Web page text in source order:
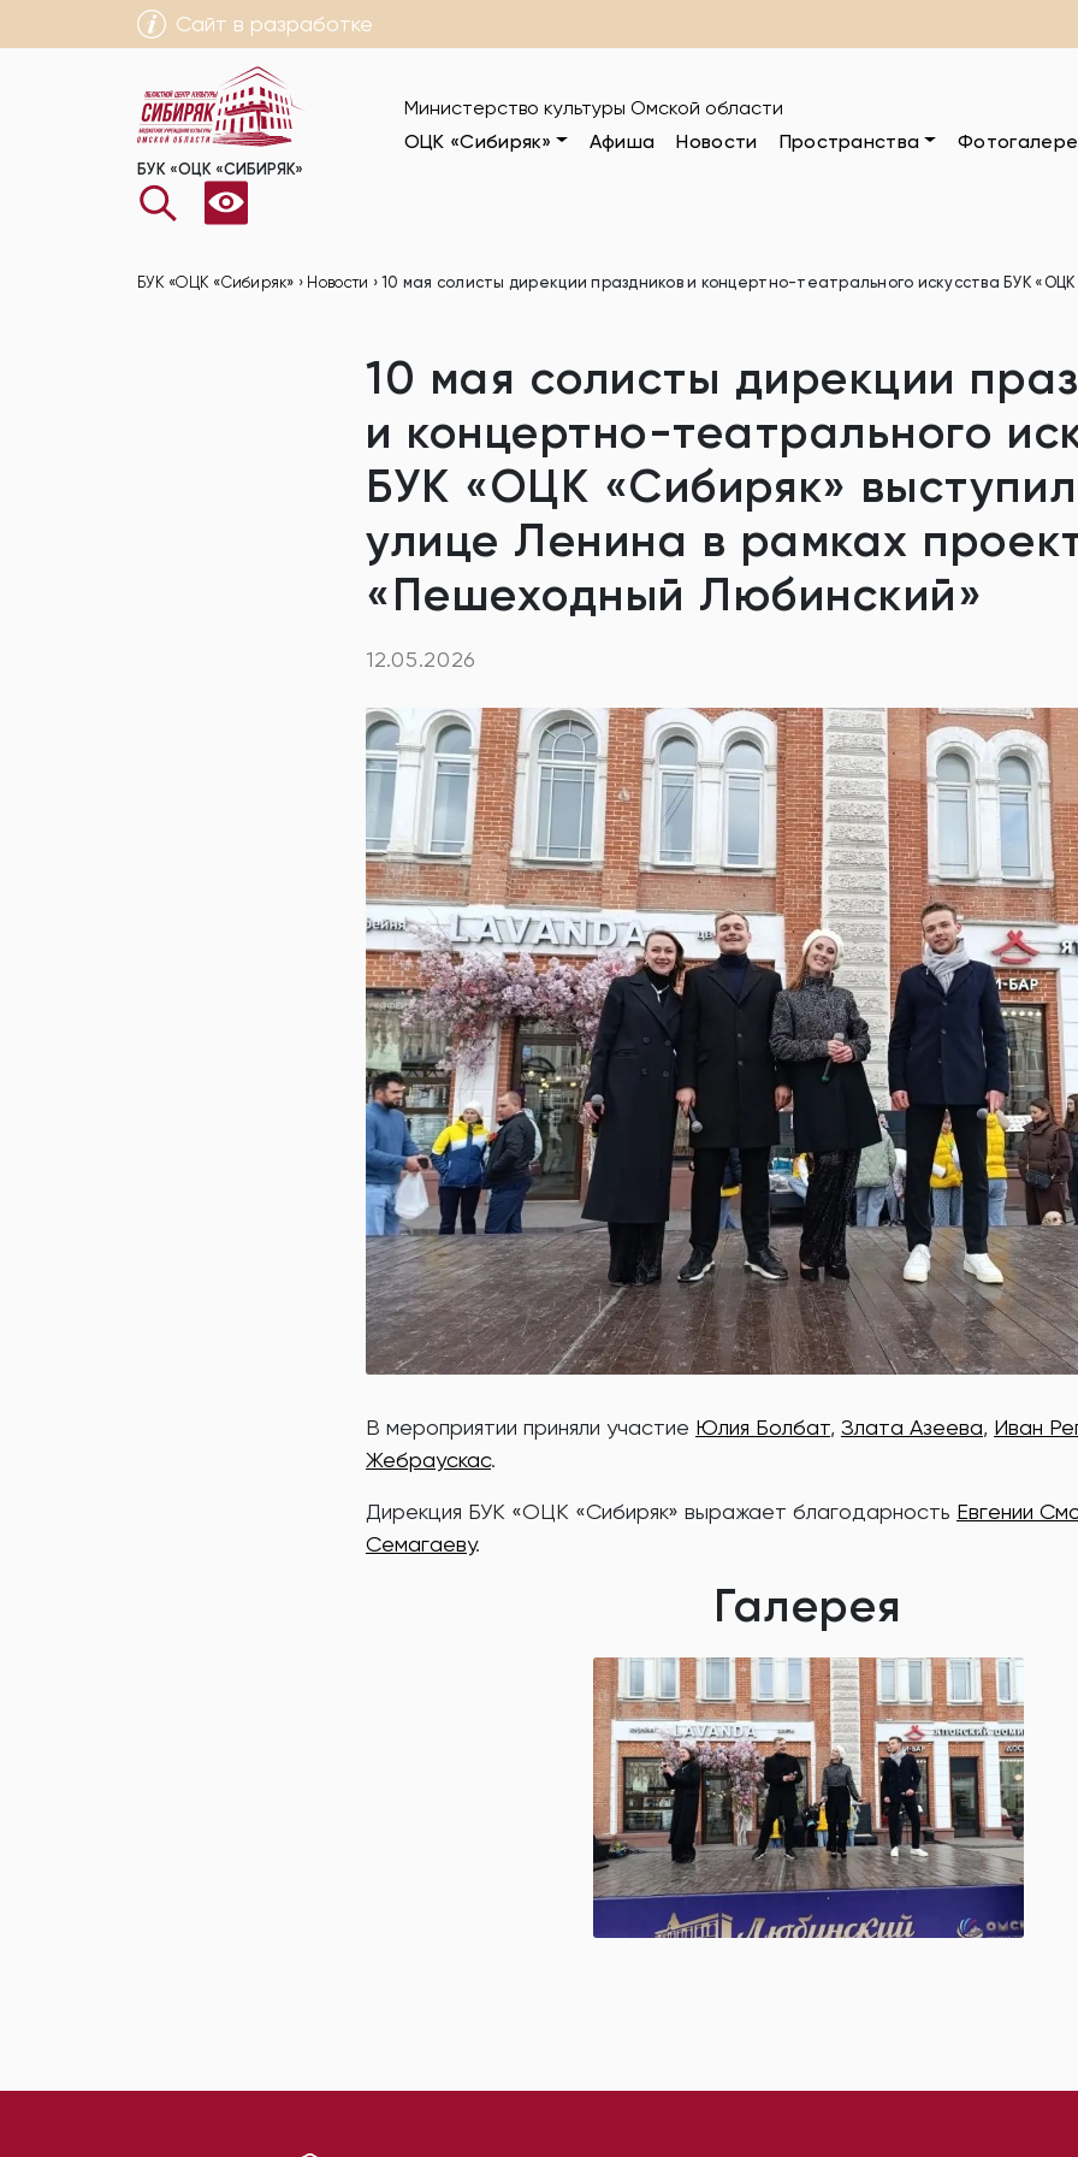
Сайт в разработке
БУК «ОЦК «СИБИРЯК»
Министерство культуры Омской области
ОЦК «Сибиряк»
Афиша Новости Пространства
БУК «ОЦК «Сибиряк» › Новости ›10 мая солисты дирекции праздников и концертно-театрального искусства БУК
10 мая солисты дирекции
и концертно-театрального
БУК «ОЦК «Сибиряк»
улице Ленина в рамках
«Пешеходный Любинский»
12.05.2026
️В мероприятии приняли участие Юлия Болбат, Злата Азеева, Иван
Жебраускас.
️Дирекция БУК «ОЦК «Сибиряк» выражает благодарность Евгении
Семагаеву.
Галерея